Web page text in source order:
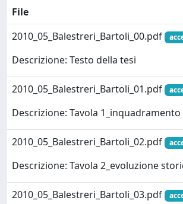
File
2010_05_Balestreri_Bartoli_00.pdf
Descrizione: Testo della tesi
2010_05_Balestreri_Bartoli_01.pdf
Descrizione: Tavola 1_inquadramento
2010_05_Balestreri_Bartoli_02.pdf
Descrizione: Tavola 2_evoluzione
2010_05_Balestreri_Bartoli_03.pdf